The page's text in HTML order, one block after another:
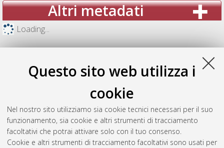
Questo sito web utilizza i
cookie
Nel nostro sito utilizziamo sia cookie tecnici necessari per il suo
funzionamento, sia cookie e altri strumenti di tracciamento
facoltativi che potrai attivare solo con il tuo consenso.
Cookie e altri strumenti di tracciamento facoltativi sono usati per
Altri metadati
Loading...